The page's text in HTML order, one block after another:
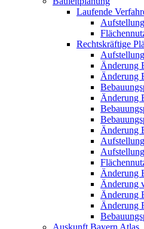
Laufende
Rechtskräftige
Änderung
Änderung
Änderung
Änderung
Änderung
Änderung
Änderung
Änderung
Auskunft Bayern Atlas